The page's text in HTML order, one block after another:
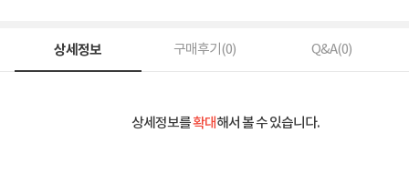
상세정보 구매후기(0) Q&A(0)
상세정보를확대해서 볼 수 있습니다.